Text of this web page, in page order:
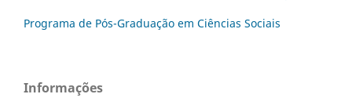
Programa de Pós-Graduação em Ciências Sociais
Informações